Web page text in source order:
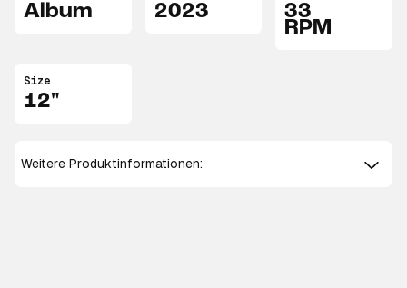
Album 2023 33
RPM
Size
12"
Weitere Produktinformationen: